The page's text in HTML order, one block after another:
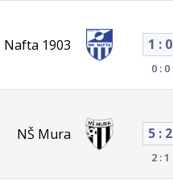
Nafta 1903 1 : 0
0 : 0
NŠ Mura 5 : 2
2 : 1